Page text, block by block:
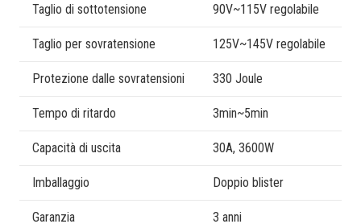
Taglio di sottotensione 90V~115V regolabile
Taglio per sovratensione 125V~145V regolabile
Protezione dalle sovratensioni 330 Joule
Tempo di ritardo 3min~5min
Capacità di uscita 30A, 3600W
Imballaggio Doppio blister
Garanzia 3 anni